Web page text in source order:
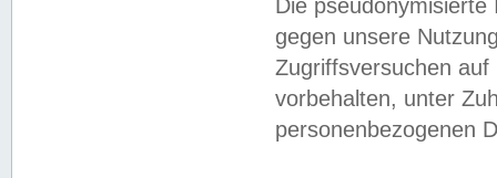
Die
gegen unsere
Zugriffsversuchen
vorbehalten, unter
personenbezogenen